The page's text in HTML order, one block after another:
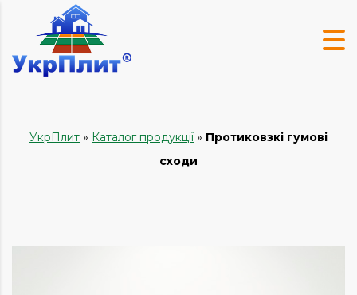
УкрПлит » Каталог продукції» Протиковзкі гумові
сходи